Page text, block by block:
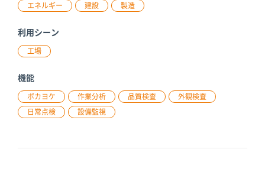
エネルギー 建設 製造
利用シーン
工場
機能
ポカヨケ 作業分析 品質検査 外観検査
日常点検 設備監視